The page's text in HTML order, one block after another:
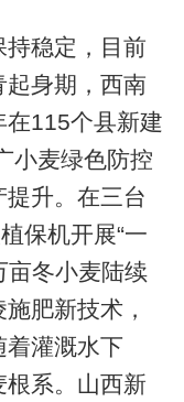
稳定，目前
身期，西南
115个县新建
小麦绿色防控
升。在三台
保机开展“一
亩冬小麦陆续
肥新技术，
着灌溉水下
系。山西新